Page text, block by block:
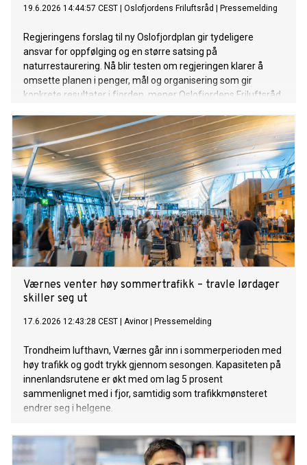
19.6.2026 14:44:57 CEST Oslofjordens Friluftsråd Pressemelding
Regjeringens forslag til ny Oslofjordplan gir tydeligere
ansvar for oppfølging og en større satsing på
naturrestaurering. Nå blir testen om regjeringen klarer å
omsette planen i penger, mål og organisering som gir
konkrete resultater i fjorden, mener Oslofjordens Friluftsråd.
Værnes venter høy sommertrafikk – travle lørdager
skiller seg ut
17.6.2026 12:43:28 CEST Avinor Pressemelding
Trondheim lufthavn, Værnes går inn i sommerperioden med
høy trafikk og godt trykk gjennom sesongen. Kapasiteten på
innenlandsrutene er økt med om lag 5 prosent
sammenlignet med i fjor, samtidig som trafikkmønsteret
endrer seg i helgene.